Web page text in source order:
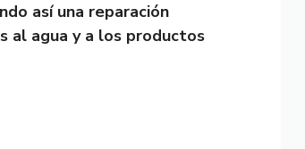
así una reparación
al agua y a los productos